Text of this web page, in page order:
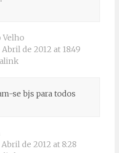
Velho
de 2012 at 18:49
se bjs para todos
de 2012 at 8:28